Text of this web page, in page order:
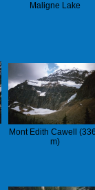
Maligne Lake
Mont Edith Cawell
m)